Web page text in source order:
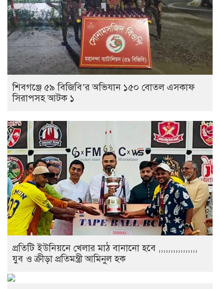
শিবগঞ্জে ৫৯ বিজিবি’র অভিযান ১৫০ বোতল এসকাফ
সিরাপসহ আটক ১
প্রতিটি ইউনিয়নে খেলার মাঠ বানানো হবে ,,,,,,,,,,,,,,,,
যুব ও ক্রীড়া প্রতিমন্ত্রী আমিনুল হক